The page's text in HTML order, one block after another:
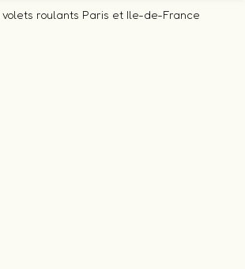
volets roulants Paris et Ile-de-France